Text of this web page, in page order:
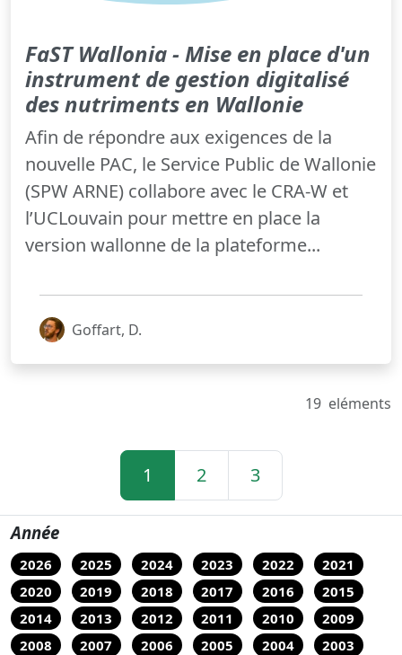
FaST Wallonia - Mise en place d'un
instrument de gestion digitalisé
des nutriments en Wallonie
Afin de répondre aux exigences de la
nouvelle PAC, le Service Public de Wallonie
(SPW ARNE) collabore avec le CRA-W et
l’UCLouvain pour mettre en place la
version wallonne de la plateforme...
Goffart, D.
19 eléments
1 2 3
Année
2026 2025 2024 2023 2022
2021
2020
2019 2018 2017 2016
2015
2014
2013 2012 2011 2010
2009
2008
2007 2006 2005 2004
2003